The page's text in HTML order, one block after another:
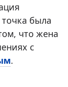
была
что жена
с
.